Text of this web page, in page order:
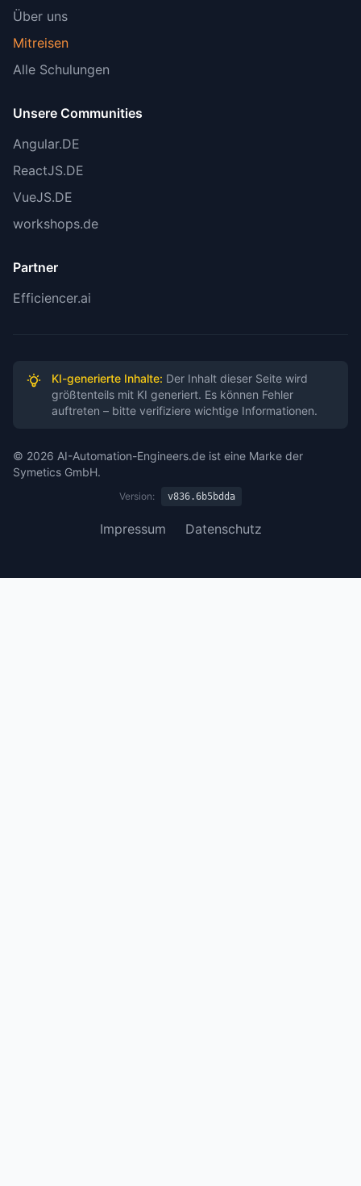
Empfehlungen:
💡 Bei zukünftigen Updates die Integration-
Verfügbarkeit erneut prüfen
📚 Memory-Leak Issue im Auge behalten für
Updates
Verification Sources
Über uns
Mitreisen
Alle Schulungen
Unsere Communities
Angular.DE
ReactJS.DE
VueJS.DE
workshops.de
Partner
Efficiencer.ai
KI-generierte Inhalte: Der Inhalt dieser Seite wird
größtenteils mit KI generiert. Es können Fehler
auftreten – bitte verifiziere wichtige Informationen.
© 2026 AI-Automation-Engineers.de ist eine Marke der
Symetics GmbH.
Version: v836.6b5bdda
Impressum Datenschutz